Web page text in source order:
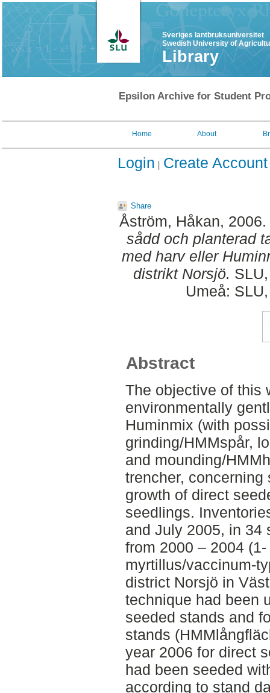
Sveriges lantbruksuniversitet
Swedish University of
Library
Epsilon Archive for Student
Home About
Login Create Account
Share
Åström, Håkan, 2006.
sådd och planterad
med harv eller
distrikt Norsjö.
Umeå:
Abstract
The objective of this
environmentally
Huminmix (with
grinding/HMMspår,
and mounding/
trencher,
growth of direct
seedlings.
and July 2005, in 34
from 2000 – 2004
myrtillus/vaccinum-
district Norsjö in
technique had been
seeded stands and
stands
year 2006 for direct
had been seeded
according to stand